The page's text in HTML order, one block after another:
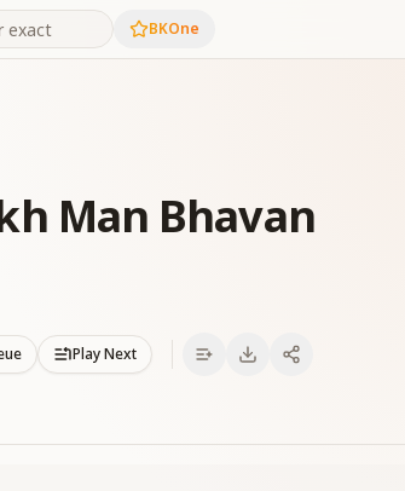
BKOne
Man Bhavan
Play Next